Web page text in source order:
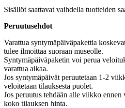
Sisällöt saattavat vaihdella tuotteiden
Peruutusehdot
Varattua syntymäpäiväpakettia
tulee ilmoittaa suoraan museolle.
Syntymäpäiväpaketin voi perua
varattua aikaa.
Jos syntymäpäivät peruutetaan 1-2
veloitetaan tilauksesta puolet.
Jos peruutus tehdään alle viikko ennen
koko tilauksen hinta.